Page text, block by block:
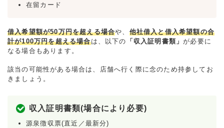
在留カード
借入希望額が50万円を超える場合や、 他社借入と借入希望額の合
計が100万円を超える場合は、以下の 「収入証明書類」が必要に
なる場合もあります。
該当の可能性がある場合は、店舗へ行く際に念のため持参してお
きましょう。
収入証明書類(場合により必要)
源泉徴収票(直近／最新分)